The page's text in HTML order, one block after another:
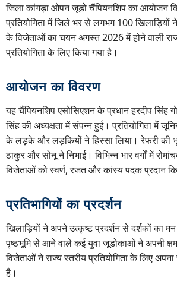
जिला कांगड़ा ओपन जूडो चैंपियनशिप का आयोजन
प्रतियोगिता में जिले भर से लगभग 100 खिलाड़ियों
के विजेताओं का चयन अगस्त 2026 में होने वाली
प्रतियोगिता के लिए किया गया है।
आयोजन का विवरण
यह चैंपियनशिप एसोसिएशन के प्रधान हरदीप सिंह
सिंह की अध्यक्षता में संपन्न हुई। प्रतियोगिता में
के लड़के और लड़कियों ने हिस्सा लिया। रेफरी की
ठाकुर और सोनू ने निभाई। विभिन्न भार वर्गों में
विजेताओं को स्वर्ण, रजत और कांस्य पदक प्रदान
प्रतिभागियों का प्रदर्शन
खिलाड़ियों ने अपने उत्कृष्ट प्रदर्शन से दर्शकों का मन
पृष्ठभूमि से आने वाले कई युवा जूडोकाओं ने अपनी
विजेताओं ने राज्य स्तरीय प्रतियोगिता के लिए
है।